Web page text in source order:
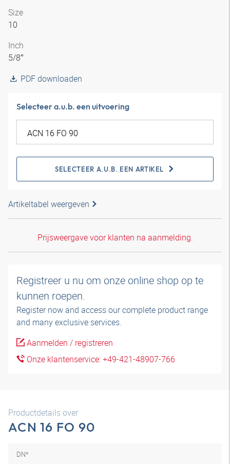
Size
10
Inch
5/8″
PDF downloaden
Selecteer a.u.b. een uitvoering
SELECTEER A.U.B. EEN ARTIKEL
Artikeltabel weergeven
Prijsweergave voor klanten na aanmelding.
Registreer u nu om onze online shop op te
kunnen roepen.
Register now and access our complete product range
and many exclusive services.
Aanmelden / registreren
Onze klantenservice: +49-421-48907-766
Productdetails over
ACN 16 FO 90
DN*